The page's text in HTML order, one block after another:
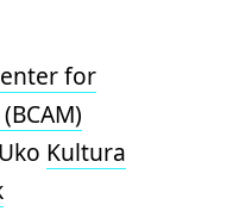
for
Kultura